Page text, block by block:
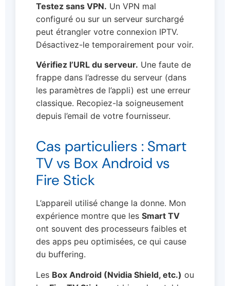
Testez sans VPN. Un VPN mal
configuré ou sur un serveur surchargé
peut étrangler votre connexion IPTV.
Désactivez-le temporairement pour voir.
Vérifiez l’URL du serveur. Une faute de
frappe dans l’adresse du serveur (dans
les paramètres de l’appli) est une erreur
classique. Recopiez-la soigneusement
depuis l’email de votre fournisseur.
Cas particuliers : Smart
TV vs Box Android vs
Fire Stick
L’appareil utilisé change la donne. Mon
expérience montre que les Smart TV
ont souvent des processeurs faibles et
des apps peu optimisées, ce qui cause
du buffering.
Les Box Android (Nvidia Shield, etc.) ou